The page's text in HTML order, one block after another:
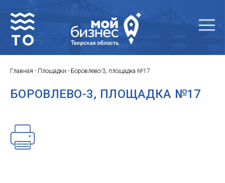
Главная - Площадки - Боровлево-3, площадка №17
БОРОВЛЕВО-3, ПЛОЩАДКА №17